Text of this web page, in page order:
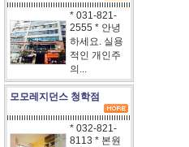
* 031-821-
2555 * 안녕
하세요. 실용
적인 개인주
의...
모모레지던스 청학점
* 032-821-
8113 * 본원